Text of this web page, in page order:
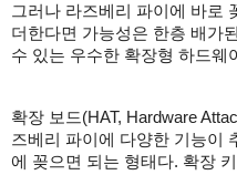
그러나 라즈베리 파이에 바로
더한다면 가능성은 한층 배가
수 있는 우수한 확장형 하드웨
확장 보드(HAT, Hardware
즈베리 파이에 다양한 기능이
에 꽂으면 되는 형태다. 확장